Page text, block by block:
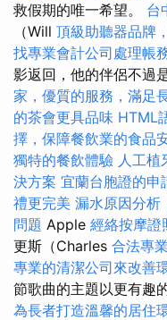
救假期的唯一希望。 台
（Will 頂級助聽器品牌
找專業會計公司處理帳
影返回，他的伴侶不過
家，優質的服務，滿足
的茶會更具品味 HTML
擇，保障餐飲業的食品
獨特的餐飲體驗 人工植
決方案 宜蘭台胞證的申
禮更完美 漏水原因分析
問題 Apple 經絡按摩證
更斯（Charles 合法專
專業的清潔公司來改善
節歌曲的主題以更有趣
為長者打造溫馨的居住